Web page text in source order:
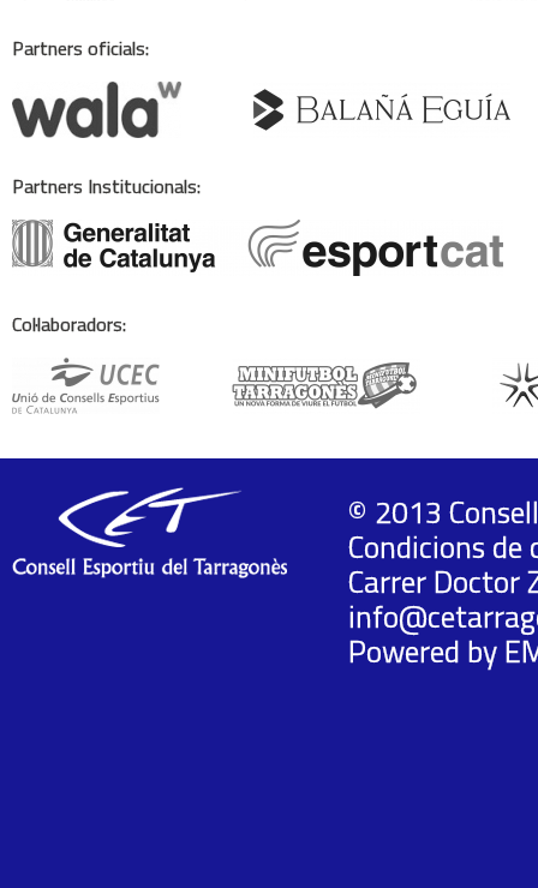
Partners oficials:
Partners Institucionals:
Col·laboradors:
© 2013
Condicions
Carrer Doctor
Powered by